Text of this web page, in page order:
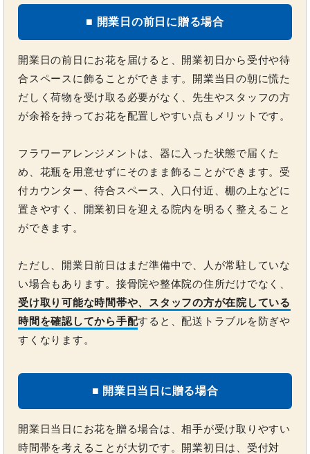
■ 開業日の前日に贈る場合
開業日の前日にお花を届けると、開業初日から受付や待
合スペースに飾ることができます。開業当日の朝に慌た
だしく荷物を受け取る必要がなく、先生やスタッフの方
が余裕を持ってお花を配置しやすい点もメリットです。
フラワーアレンジメントは、器に入った状態で届くた
め、花瓶を用意せずにそのまま飾ることができます。受
付カウンター、待合スペース、入口付近、棚の上などに
置きやすく、開業初日を迎える院内を明るく整えること
ができます。
ただし、開業日前日はまだ準備中で、人が常駐していな
い場合もあります。接骨院や整体院の住所だけでなく、
受け取り可能な時間帯や、スタッフの方が在院している
時間を確認してから手配すると、配送トラブルを防ぎや
すくなります。
■ 開業日当日に贈る場合
開業日当日にお花を贈る場合は、相手が受け取りやすい
時間帯を考えることが大切です。開業初日は、受付対